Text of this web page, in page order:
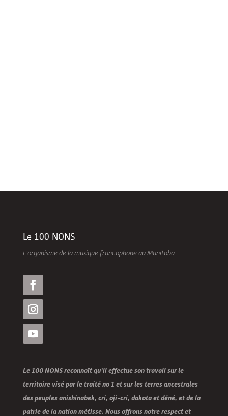
Le 100 NONS
L’organisme de la musique francophone au Manitoba
Le 100 NONS reconnaît qu’il effectue son travail sur le
territoire visé par le traité no 1 et sur les terres ancestrales
des peuples anishinabek, cri, oji-cri, dakota et déné, et de la
patrie de la nation métisse. Nous offrons notre respect et